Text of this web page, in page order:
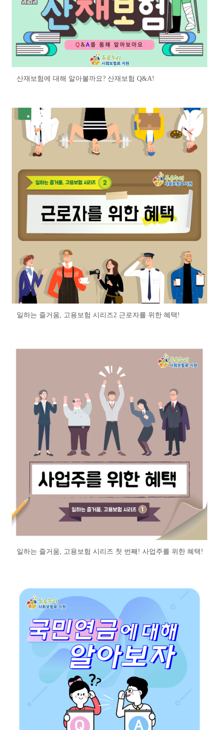
산재보험에 대해 알아볼까요? 산재보험 Q&A!
일하는 즐거움, 고용보험 시리즈2 근로자를 위한 혜택!
일하는 즐거움, 고용보험 시리즈 첫 번째! 사업주를 위한 혜택!